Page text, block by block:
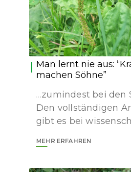
Man lernt nie aus:
machen Söhne”
…zumindest bei den
Den vollständigen
gibt es bei
MEHR ERFAHREN